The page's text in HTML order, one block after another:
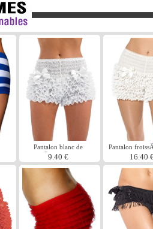
Pantalon blanc de
l'agitation
9.40 €
Pantalon
16.40